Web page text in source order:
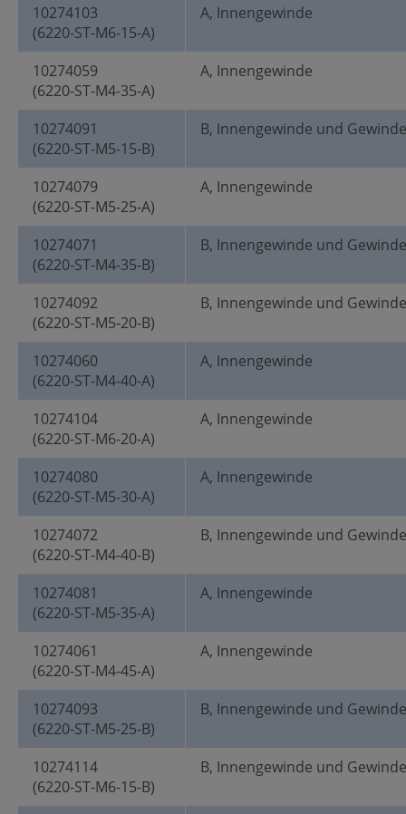
10274103
(6220-ST-M6-15-A)
A, Innengewinde
10274059
(6220-ST-M4-35-A)
A, Innengewinde
10274091
(6220-ST-M5-15-B)
B, Innengewinde und
10274079
(6220-ST-M5-25-A)
A, Innengewinde
10274071
(6220-ST-M4-35-B)
B, Innengewinde und
10274092
(6220-ST-M5-20-B)
B, Innengewinde und
10274060
(6220-ST-M4-40-A)
A, Innengewinde
10274104
(6220-ST-M6-20-A)
A, Innengewinde
10274080
(6220-ST-M5-30-A)
A, Innengewinde
10274072
(6220-ST-M4-40-B)
B, Innengewinde und
10274081
(6220-ST-M5-35-A)
A, Innengewinde
10274061
(6220-ST-M4-45-A)
A, Innengewinde
10274093
(6220-ST-M5-25-B)
B, Innengewinde und
10274114
(6220-ST-M6-15-B)
B, Innengewinde und